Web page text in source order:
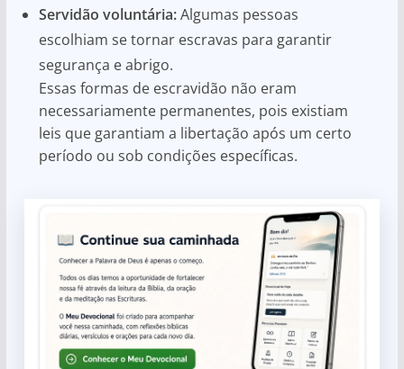
Servidão voluntária:Algumas pessoas
escolhiam se tornar escravas para garantir
segurança e abrigo.
Essas formas de escravidão não eram
necessariamente permanentes, pois existiam
leis que garantiam a libertação após um certo
período ou sob condições específicas.